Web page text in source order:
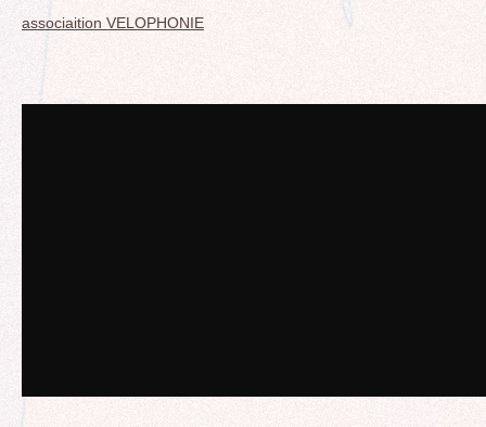
associaition VELOPHONIE